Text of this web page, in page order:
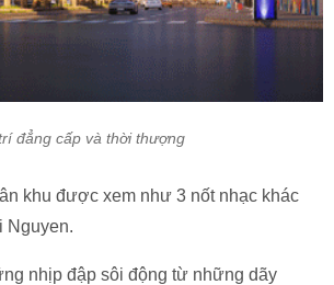
đẳng cấp và thời thượng
khu được xem như 3 nốt nhạc khác
Nguyen.
nhịp đập sôi động từ những dãy